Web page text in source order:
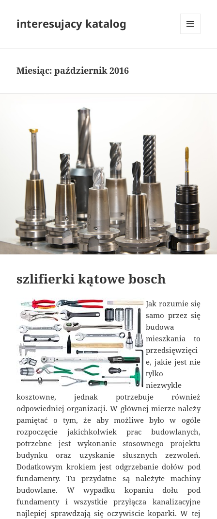
interesujacy katalog
Miesiąc:październik 2016
szlifierki kątowe bosch
Jak rozumie się
samo przez się
budowa
mieszkania to
przedsięwzięci
e, jakie jest nie
tylko
niezwykle
kosztowne, jednak potrzebuje również
odpowiedniej organizacji. W głównej mierze należy
pamiętać o tym, że aby możliwe było w ogóle
rozpoczęcie jakichkolwiek prac budowlanych,
potrzebne jest wykonanie stosownego projektu
budynku oraz uzyskanie słusznych zezwoleń.
Dodatkowym krokiem jest odgrzebanie dołów pod
fundamenty. Tu przydatne są należyte machiny
budowlane. W wypadku kopaniu dołu pod
fundamenty i wszystkie przyłącza kanalizacyjne
najlepiej sprawdzają się oczywiście koparki. W tej